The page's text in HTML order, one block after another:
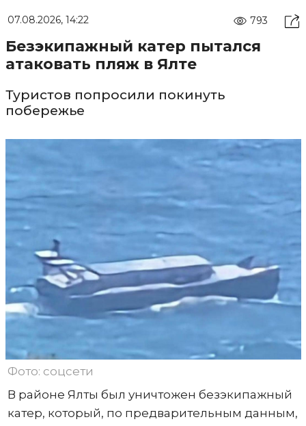
07.08.2026, 14:22 793
Безэкипажный катер пытался
атаковать пляж в Ялте
Туристов попросили покинуть
побережье
Фото: соцсети
В районе Ялты был уничтожен безэкипажный
катер, который, по предварительным данным,